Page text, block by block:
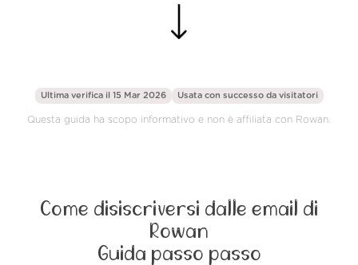
Ultima verifica il 15 Mar 2026 Usata con successo da visitatori
Questa guida ha scopo informativo e non è affiliata con Rowan.
Come disiscriversi dalle email di
Rowan
Guida passo passo